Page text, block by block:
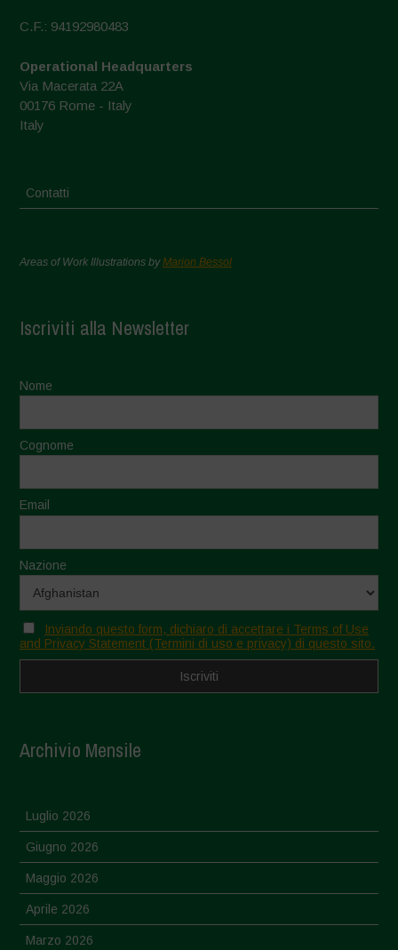
C.F.: 94192980483
Operational Headquarters
Via Macerata 22A
00176 Rome - Italy
Italy
Contatti
Areas of Work Illustrations byMarion Bessol
Iscriviti alla Newsletter
Nome
Cognome
Email
Nazione
Inviando questo form, dichiaro di accettare i Terms of Use
and Privacy Statement (Termini di uso e privacy) di questo sito.
Archivio Mensile
Luglio 2026
Giugno 2026
Maggio 2026
Aprile 2026
Marzo 2026